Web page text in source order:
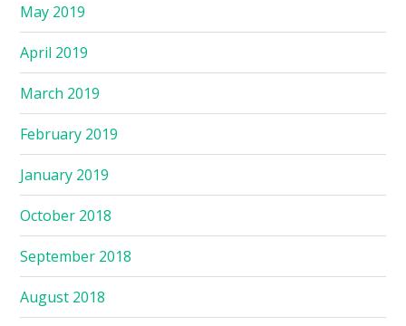
May 2019
April 2019
March 2019
February 2019
January 2019
October 2018
September 2018
August 2018